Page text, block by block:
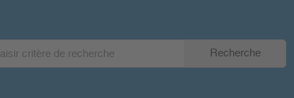
Recherche